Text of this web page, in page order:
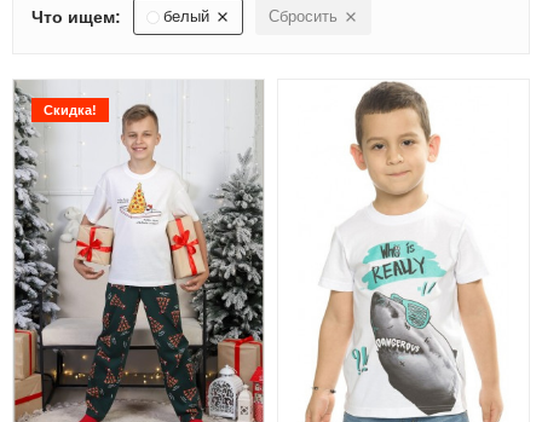
Что ищем: белый Сбросить
Скидка!